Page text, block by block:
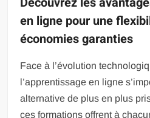
en ligne pour une
économies garanties
Face à l’évolution
l’apprentissage en ligne
alternative de plus en plus
ces formations offrent à